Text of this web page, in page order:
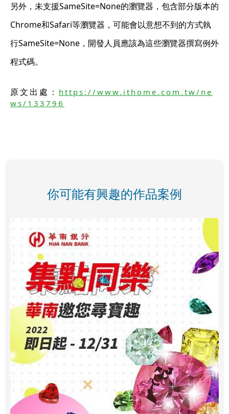
另外，未支援SameSite=None的瀏覽器，包含部分版本的
Chrome和Safari等瀏覽器，可能會以意想不到的方式執
行SameSite=None，開發人員應該為這些瀏覽器撰寫例外
程式碼。
原文出處： https://www.ithome.com.tw/ne
ws/133796
你可能有興趣的作品案例